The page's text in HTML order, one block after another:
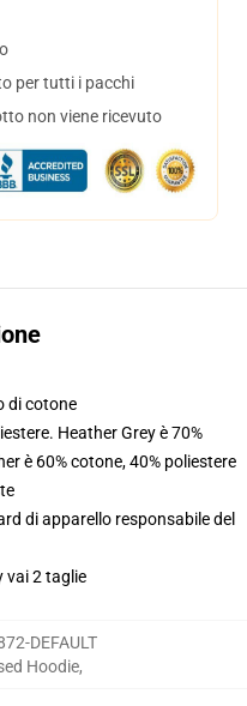
per tutti i pacchi
non viene ricevuto
di cotone
Heather Grey è 70%
è 60% cotone, 40% poliestere
di apparello responsabile del
vai 2 taglie
DEFAULT
Hoodie,